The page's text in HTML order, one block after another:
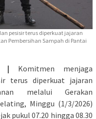
pesisir terus diperkuat jajaran
Pembersihan Sampah di Pantai
| Komitmen menjaga
terus diperkuat jajaran
melalui Gerakan
Minggu (1/3/2026)
pukul 07.20 hingga 08.30